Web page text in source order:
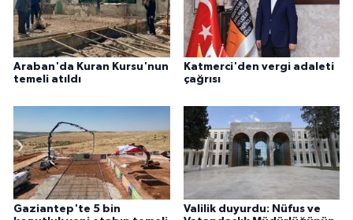
Araban'da Kuran Kursu'nun
temeli atıldı
Katmerci'den vergi adaleti
çağrısı
Gaziantep'te 5 bin
Valilik duyurdu: Nüfus ve